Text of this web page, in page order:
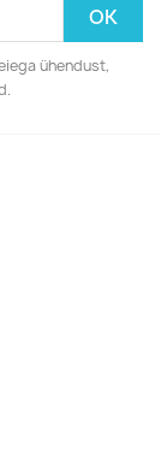
ühendust,